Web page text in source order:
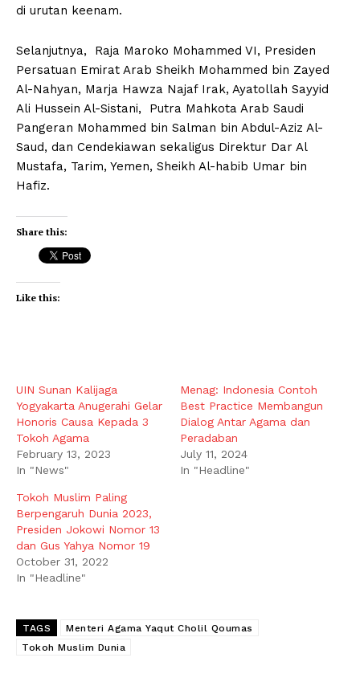
di urutan keenam.
Selanjutnya, Raja Maroko Mohammed VI, Presiden
Persatuan Emirat Arab Sheikh Mohammed bin Zayed
Al-Nahyan, Marja Hawza Najaf Irak, Ayatollah Sayyid
Ali Hussein Al-Sistani, Putra Mahkota Arab Saudi
Pangeran Mohammed bin Salman bin Abdul-Aziz Al-
Saud, dan Cendekiawan sekaligus Direktur Dar Al
Mustafa, Tarim, Yemen, Sheikh Al-habib Umar bin
Hafiz.
Share this:
Like this:
UIN Sunan Kalijaga
Yogyakarta Anugerahi Gelar
Honoris Causa Kepada 3
Tokoh Agama
February 13, 2023
In "News"
Menag: Indonesia Contoh
Best Practice Membangun
Dialog Antar Agama dan
Peradaban
July 11, 2024
In "Headline"
Tokoh Muslim Paling
Berpengaruh Dunia 2023,
Presiden Jokowi Nomor 13
dan Gus Yahya Nomor 19
October 31, 2022
In "Headline"
TAGS
Menteri Agama Yaqut Cholil Qoumas
Tokoh Muslim Dunia